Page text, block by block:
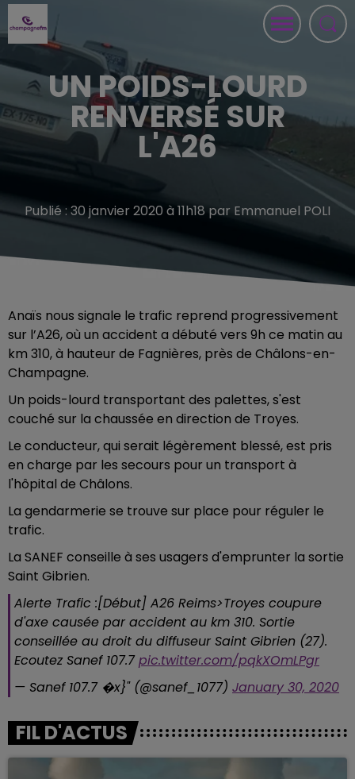
UN POIDS-LOURD
RENVERSÉ SUR
L'A26
Publié : 30 janvier 2020 à 11h18 par Emmanuel POLI
Anaïs nous signale le trafic reprend progressivement
sur l’A26, où un accident a débuté vers 9h ce matin au
km 310, à hauteur de Fagnières, près de Châlons-en-
Champagne.
Un poids-lourd transportant des palettes, s'est
couché sur la chaussée en direction de Troyes.
Le conducteur, qui serait légèrement blessé, est pris
en charge par les secours pour un transport à
l'hôpital de Châlons.
La gendarmerie se trouve sur place pour réguler le
trafic.
La SANEF conseille à ses usagers d'emprunter la sortie
Saint Gibrien.
Alerte Trafic :[Début] A26 Reims>Troyes coupure
d'axe causée par accident au km 310. Sortie
conseillée au droit du diffuseur Saint Gibrien (27).
Ecoutez Sanef 107.7pic.twitter.com/pqkXOmLPgr
— Sanef 107.7 �x}"️ (@sanef_1077) January 30, 2020
FIL D'ACTUS